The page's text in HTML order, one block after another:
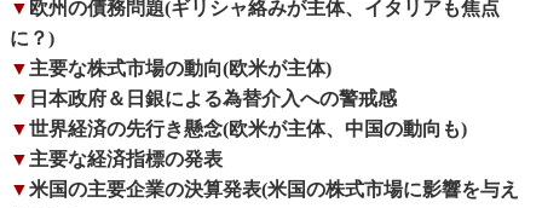
▼ 欧州の債務問題(ギリシャ絡みが主体、イタリアも焦点
に？)
▼主要な株式市場の動向(欧米が主体)
▼ 日本政府＆日銀による為替介入への警戒感
▼世界経済の先行き懸念(欧米が主体、中国の動向も)
▼主要な経済指標の発表
▼米国の主要企業の決算発表(米国の株式市場に影響を与え